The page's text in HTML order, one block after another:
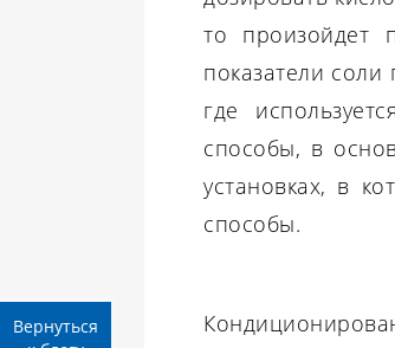
Вернуться
то произойдет
показатели
где
способы, в
установках, в
способы.